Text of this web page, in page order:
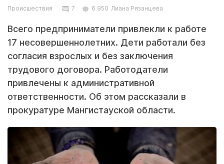
Происшествия 7 6 950 Лиана Рязанцева
Всего предприниматели привлекли к работе
17 несовершеннолетних. Дети работали без
согласия взрослых и без заключения
трудового договора. Работодатели
привлечены к административной
ответственности. Об этом рассказали в
прокуратуре Мангистауской области.